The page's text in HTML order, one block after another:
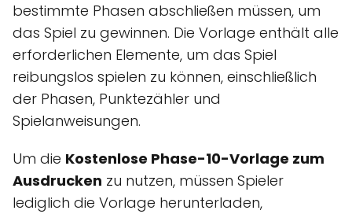
bestimmte Phasen abschließen müssen, um
das Spiel zu gewinnen. Die Vorlage enthält alle
erforderlichen Elemente, um das Spiel
reibungslos spielen zu können, einschließlich
der Phasen, Punktezähler und
Spielanweisungen.
Um die Kostenlose Phase-10-Vorlage zum
Ausdrucken zu nutzen, müssen Spieler
lediglich die Vorlage herunterladen,